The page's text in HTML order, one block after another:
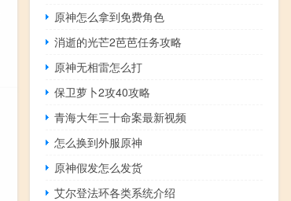
原神怎么拿到免费角色
消逝的光芒2芭芭任务攻略
原神无相雷怎么打
保卫萝卜2攻40攻略
青海大年三十命案最新视频
怎么换到外服原神
原神假发怎么发货
艾尔登法环各类系统介绍